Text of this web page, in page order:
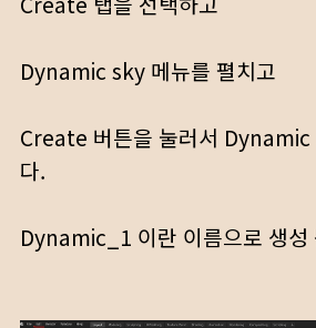
Dynamic sky 메뉴를 펼치고
Create 버튼을 눌러서 Dynamic
다.
Dynamic_1 이란 이름으로 생성